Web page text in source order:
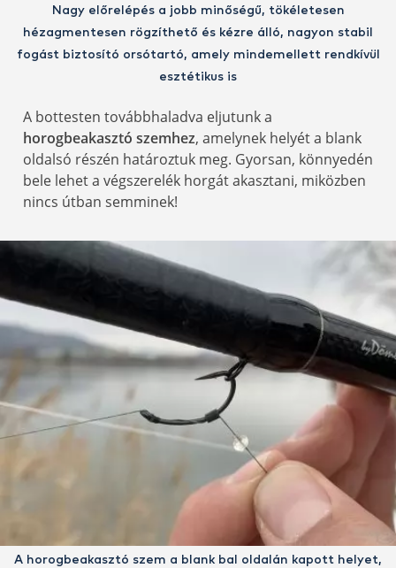
Nagy előrelépés a jobb minőségű, tökéletesen
hézagmentesen rögzíthető és kézre álló, nagyon stabil
fogást biztosító orsótartó, amely mindemellett rendkívül
esztétikus is
A bottesten továbbhaladva eljutunk a
horogbeakasztó szemhez, amelynek helyét a blank
oldalsó részén határoztuk meg. Gyorsan, könnyedén
bele lehet a végszerelék horgát akasztani, miközben
nincs útban semminek!
A horogbeakasztó szem a blank bal oldalán kapott helyet,